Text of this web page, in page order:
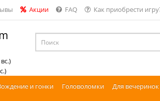
Акции FAQ Как приобрести
и гонки Головоломки Для вечеринок